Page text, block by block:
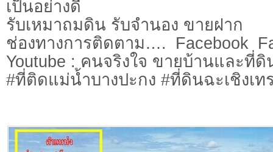
เป็นอย่างดี
รับเหมาถมดิน รับจำนอง ขายฝาก
ช่องทางการติดตาม…. Facebook
Youtube : คนจริงใจ ขายบ้านและที่ดิ
#ที่ติดแม่น้ำบางปะกง #ที่ดินฉะเชิงเ